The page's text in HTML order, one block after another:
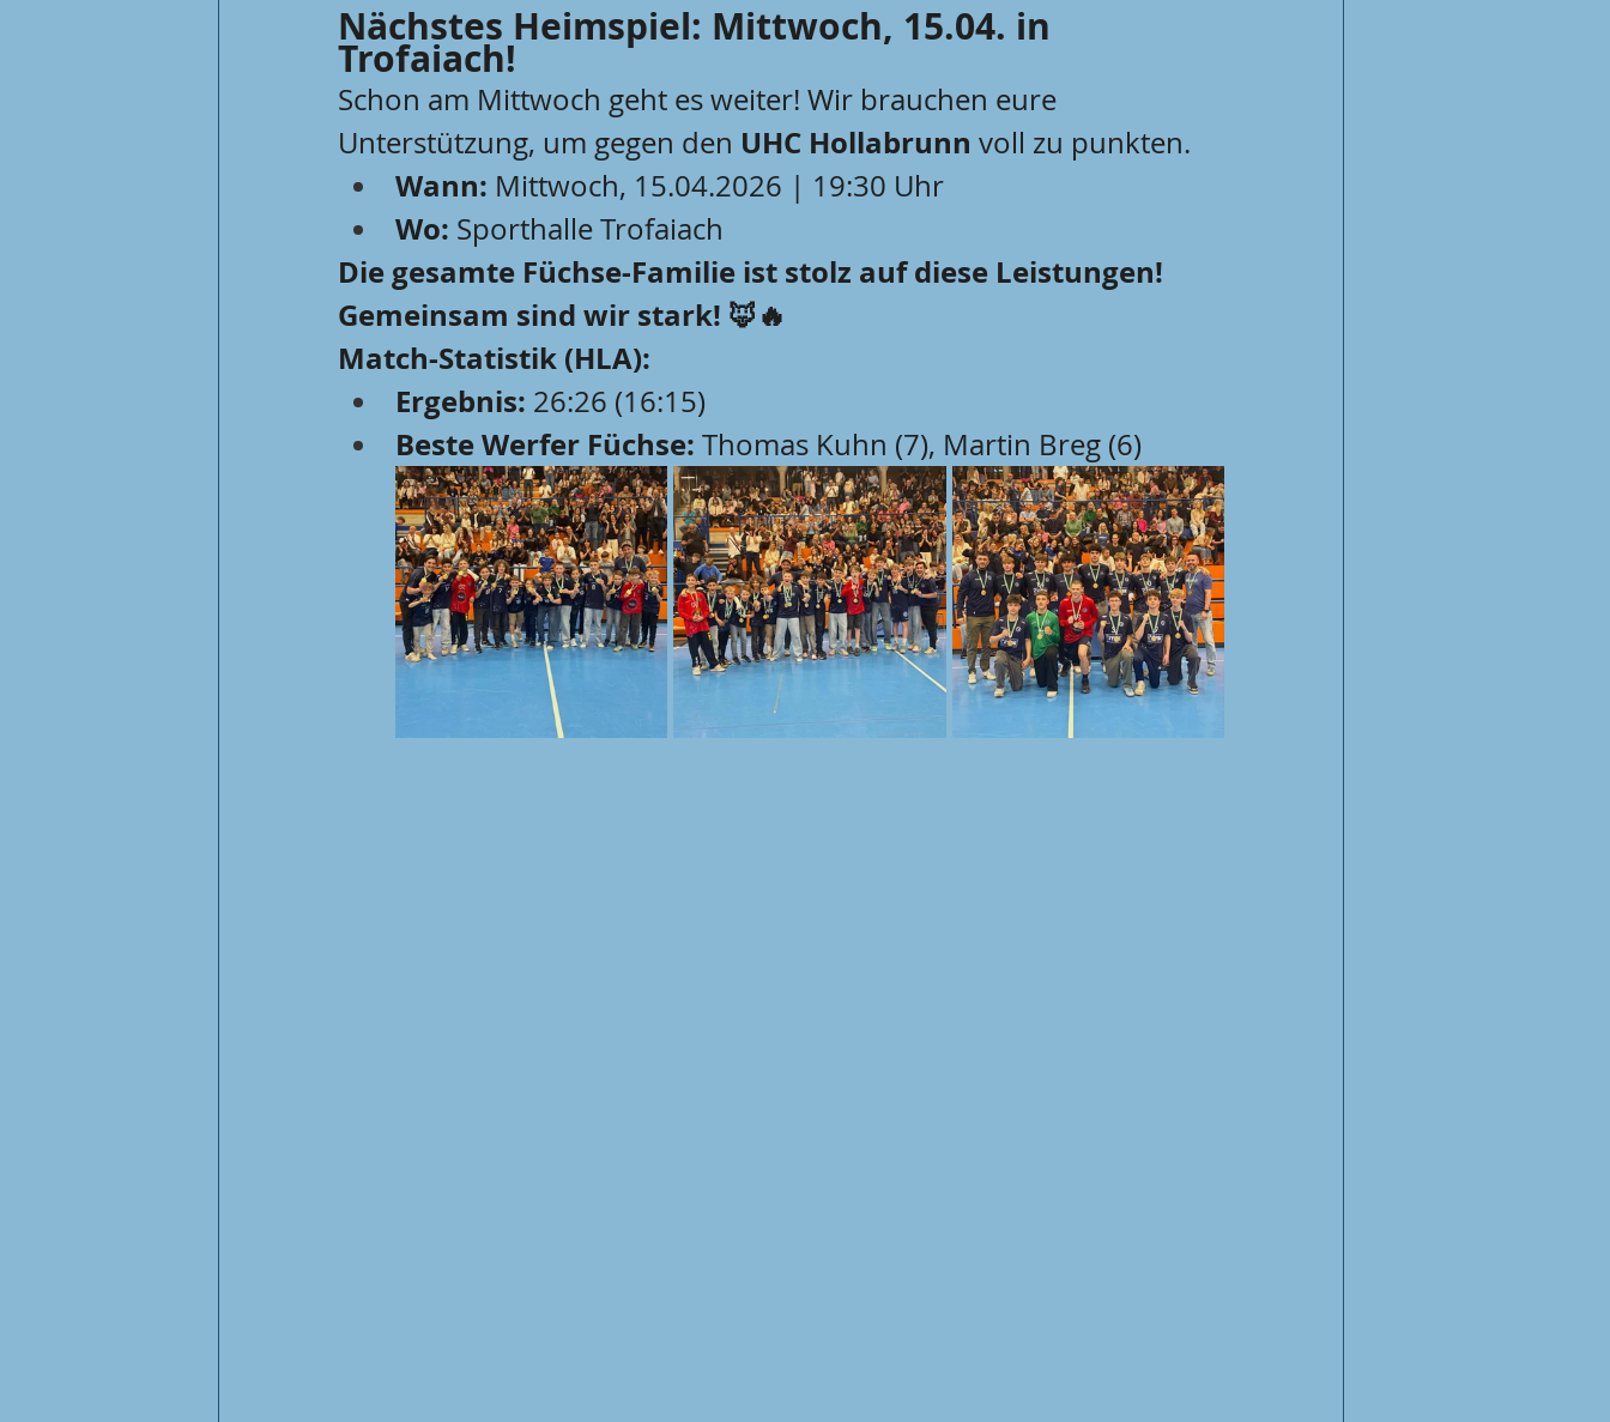
Nächstes Heimspiel: Mittwoch, 15.04. in
Trofaiach!
Schon am Mittwoch geht es weiter! Wir brauchen eure
Unterstützung, um gegen den UHC Hollabrunn voll zu punkten.
Wann: Mittwoch, 15.04.2026 | 19:30 Uhr
Wo: Sporthalle Trofaiach
Die gesamte Füchse-Familie ist stolz auf diese Leistungen!
Gemeinsam sind wir stark! 🦊🔥
Match-Statistik (HLA):
Ergebnis: 26:26 (16:15)
Beste Werfer Füchse: Thomas Kuhn (7), Martin Breg (6)